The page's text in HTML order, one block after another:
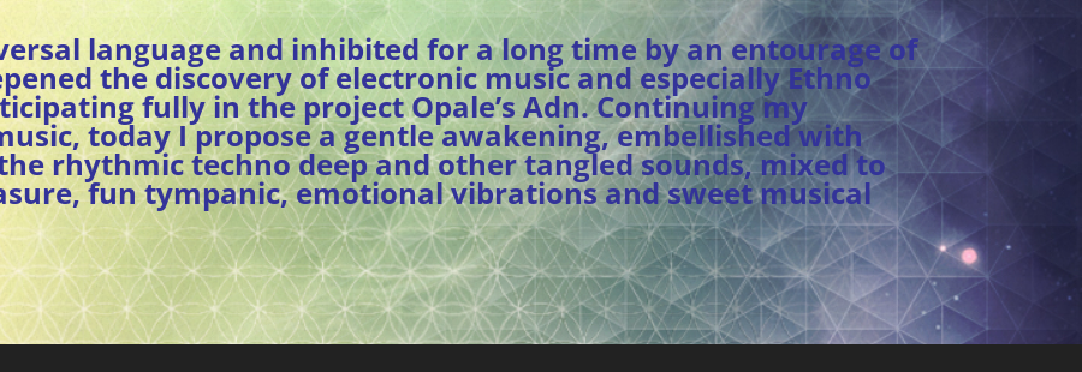
language and inhibited for a long time by an entourage of
the discovery of electronic music and especially Ethno
fully in the project Opale’s Adn. Continuing my
today I propose a gentle awakening, embellished with
rhythmic techno deep and other tangled sounds, mixed to
fun tympanic, emotional vibrations and sweet musical